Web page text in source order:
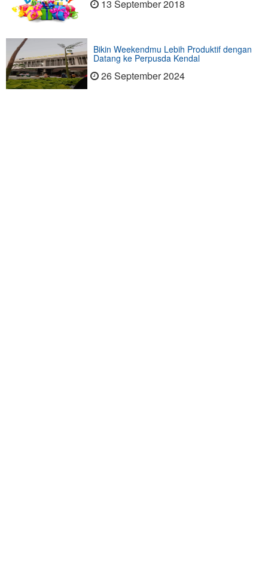
13 September 2018
Bikin Weekendmu Lebih Produktif dengan
Datang ke Perpusda Kendal
26 September 2024